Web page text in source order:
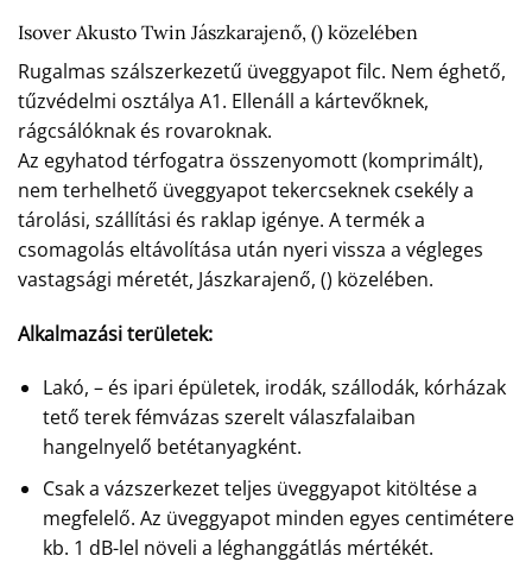
Isover Akusto Twin Jászkarajenő, () közelében
Rugalmas szálszerkezetű üveggyapot filc. Nem éghető,
tűzvédelmi osztálya A1. Ellenáll a kártevőknek,
rágcsálóknak és rovaroknak.
Az egyhatod térfogatra összenyomott (komprimált),
nem terhelhető üveggyapot tekercseknek csekély a
tárolási, szállítási és raklap igénye. A termék a
csomagolás eltávolítása után nyeri vissza a végleges
vastagsági méretét, Jászkarajenő, () közelében.
Alkalmazási területek:
Lakó, – és ipari épületek, irodák, szállodák, kórházak
tető terek fémvázas szerelt válaszfalaiban
hangelnyelő betétanyagként.
Csak a vázszerkezet teljes üveggyapot kitöltése a
megfelelő. Az üveggyapot minden egyes centimétere
kb. 1 dB-lel növeli a léghanggátlás mértékét.